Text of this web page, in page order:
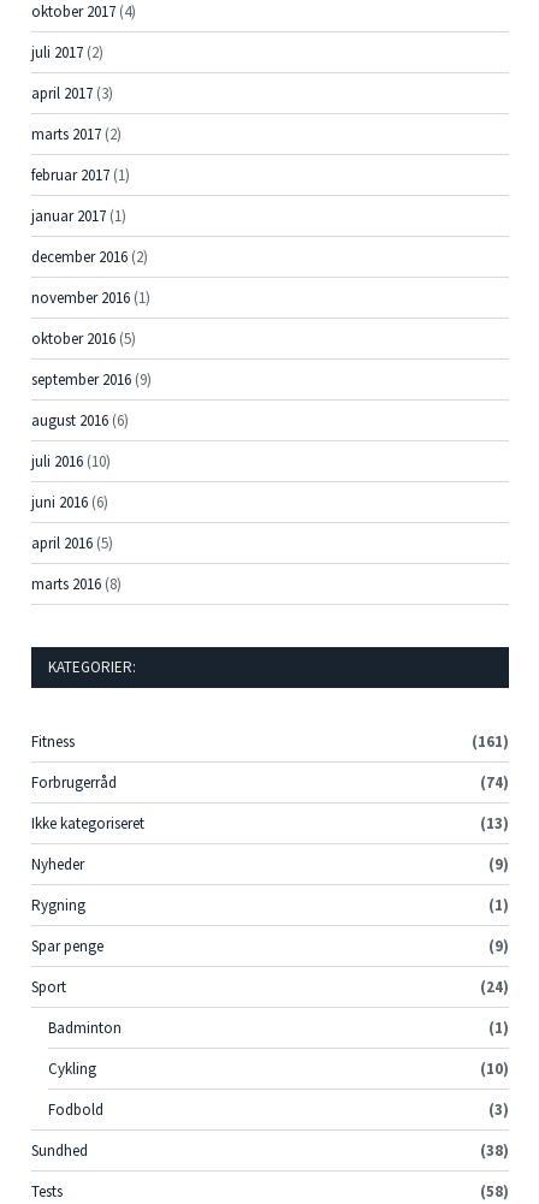
oktober 2017 (4)
juli 2017 (2)
april 2017 (3)
marts 2017 (2)
februar 2017 (1)
januar 2017 (1)
december 2016 (2)
november 2016 (1)
oktober 2016 (5)
september 2016 (9)
august 2016 (6)
juli 2016 (10)
juni 2016 (6)
april 2016 (5)
marts 2016 (8)
KATEGORIER:
Fitness
(161)
Forbrugerråd
(74)
Ikke kategoriseret
(13)
Nyheder
(9)
Rygning
(1)
Spar penge
(9)
Sport
(24)
Badminton
(1)
Cykling
(10)
Fodbold
(3)
Sundhed
(38)
Tests
(58)